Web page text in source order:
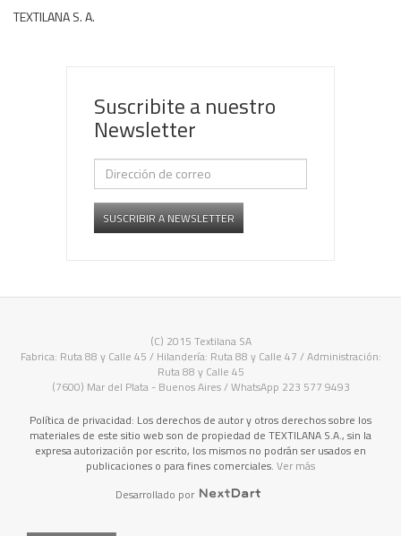
TEXTILANA S. A.
Suscribite a nuestro
Newsletter
SUSCRIBIR A NEWSLETTER
(C) 2015 Textilana SA
Fabrica: Ruta 88 y Calle 45 / Hilandería: Ruta 88 y Calle 47 / Administración:
Ruta 88 y Calle 45
(7600) Mar del Plata - Buenos Aires / WhatsApp 223 577 9493
Política de privacidad: Los derechos de autor y otros derechos sobre los
materiales de este sitio web son de propiedad de TEXTILANA S.A., sin la
expresa autorización por escrito, los mismos no podrán ser usados en
publicaciones o para fines comerciales. Ver más
Desarrollado por